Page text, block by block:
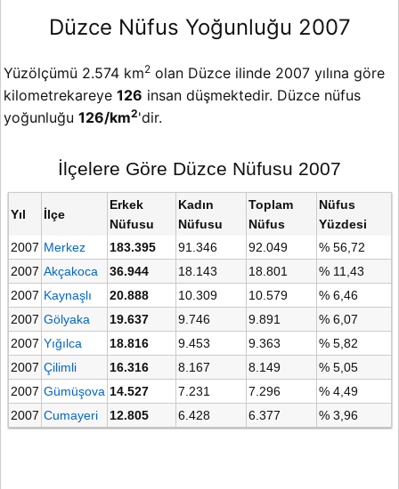
Düzce Nüfus Yoğunluğu 2007
Yüzölçümü 2.574 km2 olan Düzce ilinde 2007 yılına göre
kilometrekareye 126 insan düşmektedir. Düzce nüfus
yoğunluğu 126/km2'dir.
İlçelere Göre Düzce Nüfusu 2007
Yıl İlçe
Erkek
Nüfusu
Kadın
Nüfusu
Toplam
Nüfus
Nüfus
Yüzdesi
2007 Merkez 183.395 91.346 92.049
% 56,72
2007 Akçakoca 36.944 18.143 18.801
% 11,43
2007 Kaynaşlı 20.888 10.309 10.579
% 6,46
2007 Gölyaka 19.637 9.746 9.891
% 6,07
2007 Yığılca 18.816 9.453 9.363
% 5,82
2007 Çilimli 16.316 8.167 8.149
% 5,05
2007 Gümüşova 14.527 7.231 7.296
% 4,49
2007 Cumayeri 12.805 6.428 6.377 % 3,96